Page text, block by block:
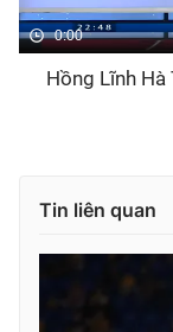
0:00
Hồng Lĩnh
Tin liên quan